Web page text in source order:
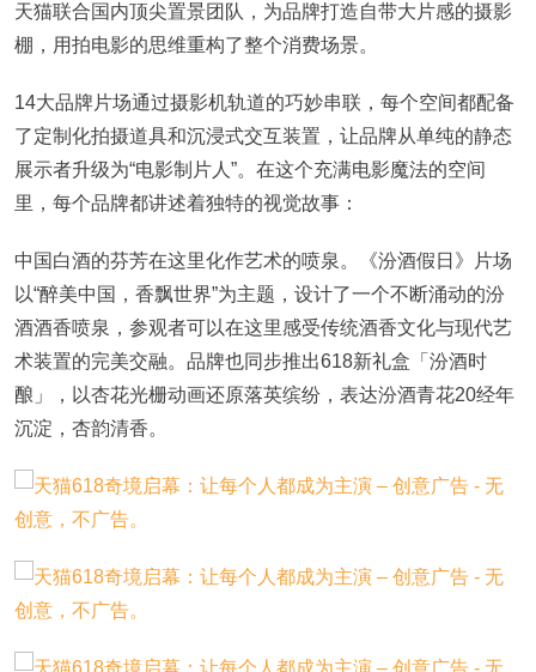
天猫联合国内顶尖置景团队 ，为品牌打造自带大片感的摄影
棚 ，用拍电影的思维重构了整个消费场景。
14大品牌片场通过摄影机轨道的巧妙串联，每个空间都配备
了定制化拍摄道具和沉浸式交互装置，让品牌从单纯的静态
展示者升级为“电影制片人”。在这个充满电影魔法的空间
里，每个品牌都讲述着独特的视觉故事：
中国白酒的芬芳在这里化作艺术的喷泉。《汾酒假日》片场
以“醉美中国，香飘世界”为主题，设计了一个不断涌动的汾
酒酒香喷泉，参观者可以在这里感受传统酒香文化与现代艺
术装置的完美交融。品牌也同步推出618新礼盒「汾酒时
酿」，以杏花光栅动画还原落英缤纷，表达汾酒青花20经年
沉淀，杏韵清香。